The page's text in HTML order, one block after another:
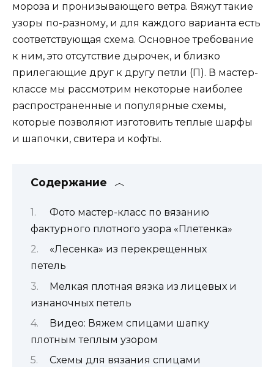
мороза и пронизывающего ветра. Вяжут такие
узоры по-разному, и для каждого варианта есть
соответствующая схема. Основное требование
к ним, это отсутствие дырочек, и близко
прилегающие друг к другу петли (П). В мастер-
классе мы рассмотрим некоторые наиболее
распространенные и популярные схемы,
которые позволяют изготовить теплые шарфы
и шапочки, свитера и кофты.
Содержание
Фото мастер-класс по вязанию
фактурного плотного узора «Плетенка»
«Лесенка» из перекрещенных
петель
Мелкая плотная вязка из лицевых и
изнаночных петель
Видео: Вяжем спицами шапку
плотным теплым узором
Схемы для вязания спицами